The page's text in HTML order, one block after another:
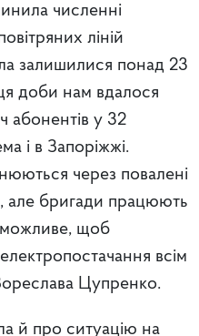
численні
ліній
залишилися понад 23
доби нам вдалося
абонентів у 32
і в Запоріжжі.
через повалені
але бригади працюють
можливе, щоб
всім
Цупренко.
й про ситуацію на